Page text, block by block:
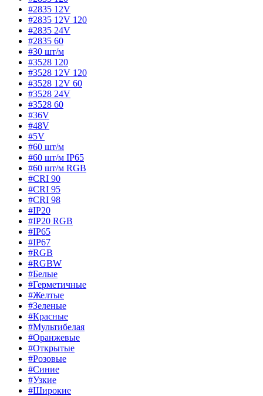
#2835 12V
#2835 12V 120
#2835 24V
#2835 60
#30 шт/м
#3528 120
#3528 12V 120
#3528 12V 60
#3528 24V
#3528 60
#36V
#48V
#5V
#60 шт/м
#60 шт/м IP65
#60 шт/м RGB
#CRI 90
#CRI 95
#CRI 98
#IP20
#IP20 RGB
#IP65
#IP67
#RGB
#RGBW
#Белые
#Герметичные
#Желтые
#Зеленые
#Красные
#Мультибелая
#Оранжевые
#Открытые
#Розовые
#Синие
#Узкие
#Широкие